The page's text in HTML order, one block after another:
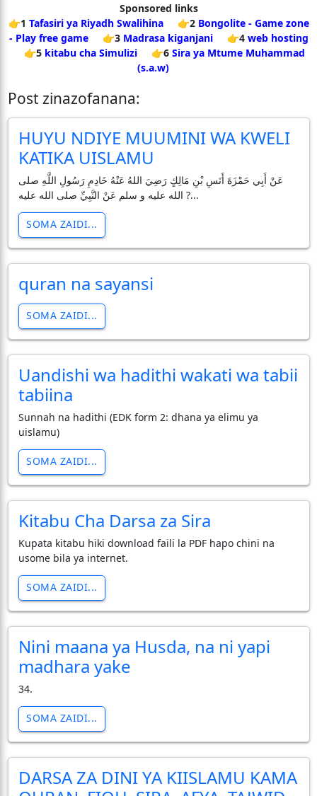
Sponsored links
👉1 Tafasiri ya Riyadh Swalihina 👉2 Bongolite - Game zone
- Play free game
👉3 Madrasa kiganjani 👉4 web hosting
👉5 kitabu cha Simulizi 👉6 Sira ya Mtume Muhammad
(s.a.w)
Post zinazofanana:
HUYU NDIYE MUUMINI WA KWELI
KATIKA UISLAMU
عَنْ أَبِي حَمْزَةَ أَنَسِ بْنِ مَالِكٍ رَضِيَ اللهُ عَنْهُ خَادِمِ رَسُولِ اللَّهِ صلى
الله عليه و سلم عَنْ النَّبِيِّ صلى الله عليه ?...
SOMA ZAIDI...
quran na sayansi
SOMA ZAIDI...
Uandishi wa hadithi wakati wa tabii
tabiina
Sunnah na hadithi (EDK form 2: dhana ya elimu ya
uislamu)
SOMA ZAIDI...
Kitabu Cha Darsa za Sira
Kupata kitabu hiki download faili la PDF hapo chini na
usome bila ya internet.
SOMA ZAIDI...
Nini maana ya Husda, na ni yapi
madhara yake
34.
SOMA ZAIDI...
DARSA ZA DINI YA KIISLAMU KAMA